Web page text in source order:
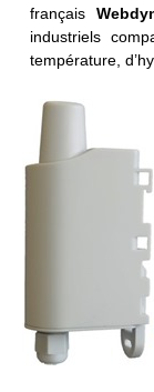
français
industriels
température,